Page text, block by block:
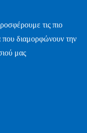
τις πιο
που διαμορφώνουν την
μας